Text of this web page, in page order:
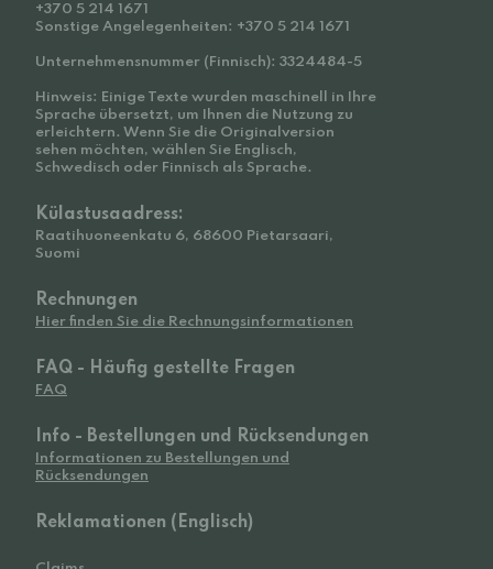
+370 5 214 1671
Sonstige Angelegenheiten: +370 5 214 1671
Unternehmensnummer (Finnisch): 3324484-5
Hinweis: Einige Texte wurden maschinell in Ihre
Sprache übersetzt, um Ihnen die Nutzung zu
erleichtern. Wenn Sie die Originalversion
sehen möchten, wählen Sie Englisch,
Schwedisch oder Finnisch als Sprache.
Külastusaadress:
Raatihuoneenkatu 6, 68600 Pietarsaari,
Suomi
Rechnungen
Hier finden Sie die Rechnungsinformationen
FAQ - Häufig gestellte Fragen
FAQ
Info - Bestellungen und Rücksendungen
Informationen zu Bestellungen und
Rücksendungen
Reklamationen (Englisch)